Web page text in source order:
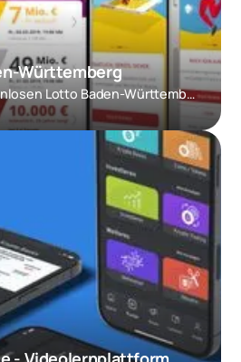
Württemberg
Mit der kostenlosen Lotto Baden-Württemberg App, direkt das Originalspiel jederzeit und überall sicher spielen.